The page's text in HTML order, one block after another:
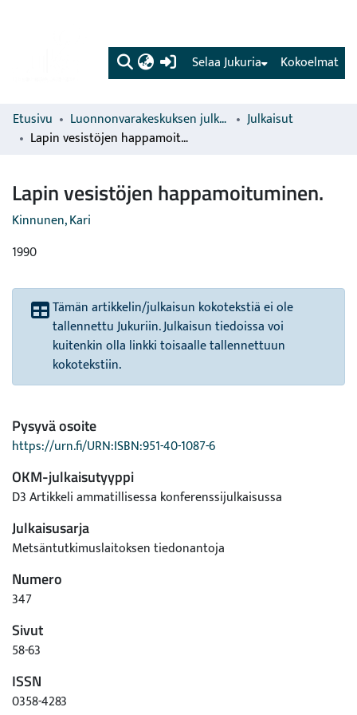
(current) Kokoelmat
Selaa Jukuria
Etusivu Luonnonvarakeskuksen julkaisut
Julkaisut
Lapin vesistöjen happamoituminen.
Lapin vesistöjen happamoituminen.
Kinnunen, Kari
1990
Tämän artikkelin/julkaisun kokotekstiä ei ole
tallennettu Jukuriin. Julkaisun tiedoissa voi
kuitenkin olla linkki toisaalle tallennettuun
kokotekstiin.
Pysyvä osoite
https://urn.fi/URN:ISBN:951-40-1087-6
OKM-julkaisutyyppi
D3 Artikkeli ammatillisessa konferenssijulkaisussa
Julkaisusarja
Metsäntutkimuslaitoksen tiedonantoja
Numero
347
Sivut
58-63
ISSN
0358-4283